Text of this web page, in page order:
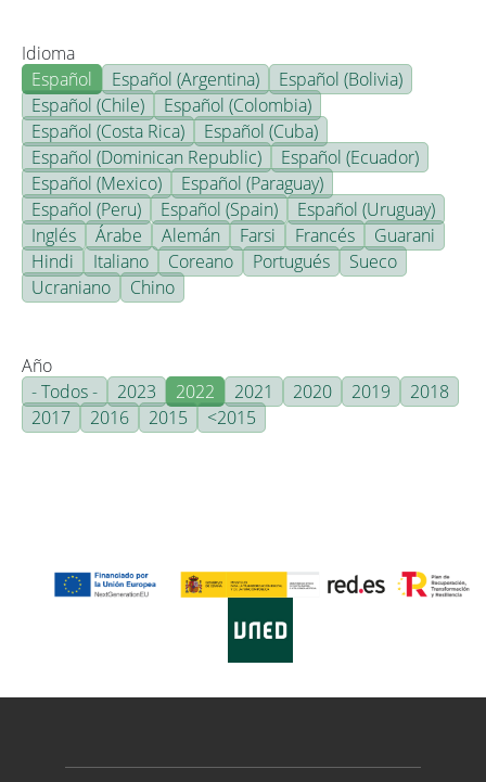
Idioma
Español
Español (Argentina)
Español (Bolivia)
Español (Chile)
Español (Colombia)
Español (Costa Rica)
Español (Cuba)
Español (Dominican Republic)
Español (Ecuador)
Español (Mexico)
Español (Paraguay)
Español (Peru)
Español (Spain)
Español (Uruguay)
Inglés
Árabe Alemán Farsi Francés
Guarani
Hindi
Italiano Coreano Portugués
Sueco
Ucraniano
Chino
Año
- Todos -
2023 2022 2021 2020 2019
2018
2017
2016 2015 <2015